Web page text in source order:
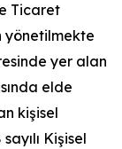
Ticaret
yönetilmekte
yer alan
elde
kişisel
Kişisel